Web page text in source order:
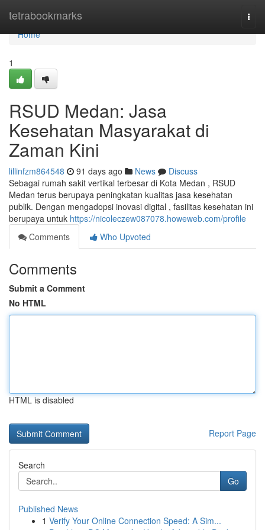
tetrabookmarks
Home
Home
1
RSUD Medan: Jasa
Kesehatan Masyarakat di
Zaman Kini
lillinfzm864548 91 days ago News
Discuss
Sebagai rumah sakit vertikal terbesar di Kota Medan , RSUD
Medan terus berupaya peningkatan kualitas jasa kesehatan
publik. Dengan mengadopsi inovasi digital , fasilitas kesehatan ini
berupaya untuk https://nicoleczew087078.howeweb.com/profile
Comments
Who Upvoted
Comments
Submit a Comment
No HTML
HTML is disabled
Report Page
Search
Go
Published News
1 Verify Your Online Connection Speed: A Sim...